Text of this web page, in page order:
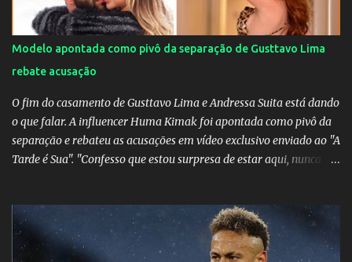
Modelo apontada como pivô da separação de Gusttavo Lima
rebate acusação
O fim do casamento de Gusttavo Lima e Andressa Suita está dando
o que falar. A influencer Huma Kimak foi apontada como pivô da
separação e rebateu as acusações em vídeo exclusivo enviado ao "A
Tarde é Sua". "Confesso que estou surpresa de estar aqui, nunca
nenhum tipo de contato, nem de fã porque sou fã dele", disse
Huma Kimak. A influencer também contou que recebe diversos
ataques na internet desde a época em que foi contratada para